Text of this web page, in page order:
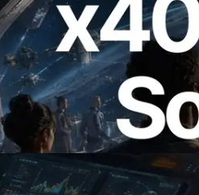
支付的 Solana RPC
API 付费的时代开启